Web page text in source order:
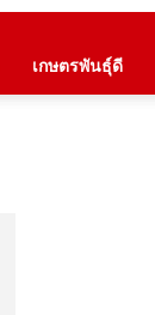
เกษตรพันธุ์ดี